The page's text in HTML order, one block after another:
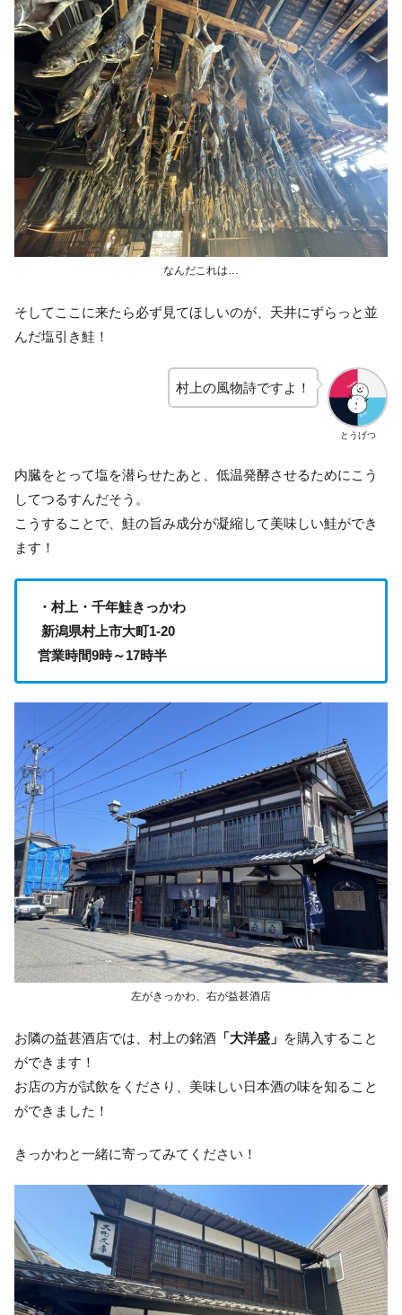
なんだこれは…
そしてここに来たら必ず見てほしいのが、天井にずらっと並
んだ塩引き鮭！
とうげつ
村上の風物詩ですよ！
内臓をとって塩を潜らせたあと、低温発酵させるためにこう
してつるすんだそう。
こうすることで、鮭の旨み成分が凝縮して美味しい鮭ができ
ます！
・村上・千年鮭きっかわ
新潟県村上市大町1-20
営業時間9時～17時半
左がきっかわ、右が益甚酒店
お隣の益甚酒店では、村上の銘酒 「大洋盛」 を購入すること
ができます！
お店の方が試飲をくださり、美味しい日本酒の味を知ること
ができました！
きっかわと一緒に寄ってみてください！